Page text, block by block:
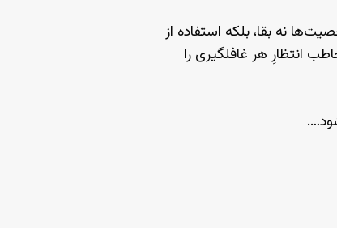
نه بقا، بلکه استفاده از
انتظارِ هر غافلگیری را